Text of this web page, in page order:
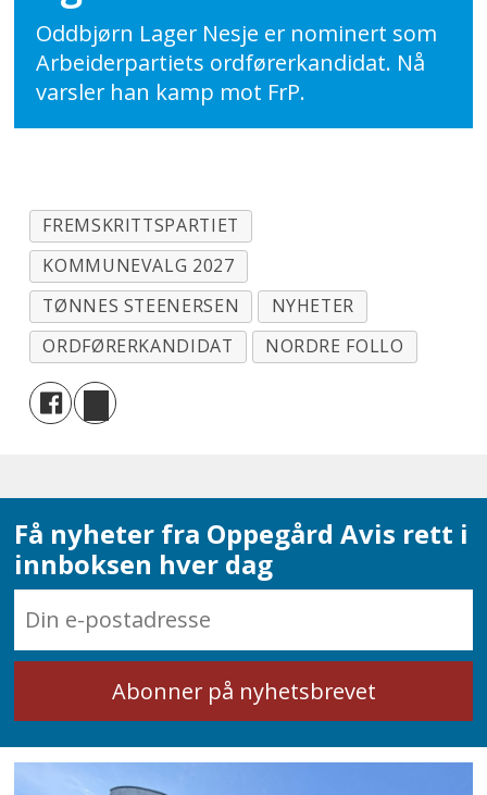
Oddbjørn Lager Nesje er nominert som
Arbeiderpartiets ordførerkandidat. Nå
varsler han kamp mot FrP.
FREMSKRITTSPARTIET
KOMMUNEVALG 2027
TØNNES STEENERSEN
NYHETER
ORDFØRERKANDIDAT
NORDRE FOLLO
Få nyheter fra Oppegård Avis rett i
innboksen hver dag